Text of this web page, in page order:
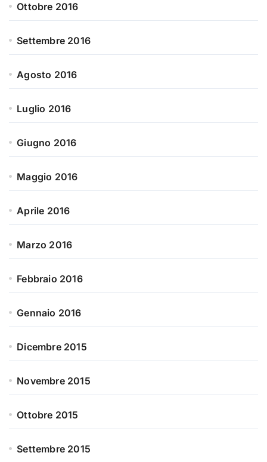
Ottobre 2016
Settembre 2016
Agosto 2016
Luglio 2016
Giugno 2016
Maggio 2016
Aprile 2016
Marzo 2016
Febbraio 2016
Gennaio 2016
Dicembre 2015
Novembre 2015
Ottobre 2015
Settembre 2015